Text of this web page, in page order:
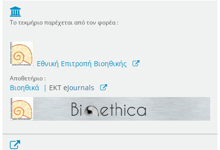
Το τεκμήριο παρέχεται από τον φορέα :
Εθνική Επιτροπή Βιοηθικής
Αποθετήριο :
Βιοηθικά | ΕΚΤ eJournals